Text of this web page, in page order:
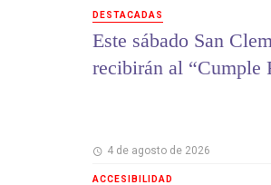
DESTACADAS
Este sábado San
recibirán al “Cumple
4 de agosto de 2026
ACCESIBILIDAD